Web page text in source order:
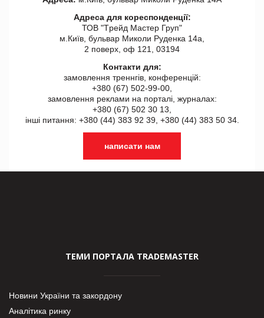
Адреса для кореспонденції:
ТОВ "Tрейд Мастер Груп"
м.Київ, бульвар Миколи Руденка 14а,
2 поверх, оф 121, 03194
Контакти для:
замовлення треннгів, конференцій:
+380 (67) 502-99-00,
замовлення реклами на порталі, журналах:
+380 (67) 502 30 13,
інші питання: +380 (44) 383 92 39, +380 (44) 383 50 34.
написати нам
ТЕМИ ПОРТАЛА TRADEMASTER
Новини України та закордону
Аналітика ринку